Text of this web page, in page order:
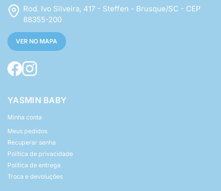
Rod. Ivo Silveira, 417 - Steffen - Brusque/SC - CEP
88355-200
VER NO MAPA
YASMIN BABY
Minha conta
Meus pedidos
Recuperar senha
Política de privacidade
Política de entrega
Troca e devoluções